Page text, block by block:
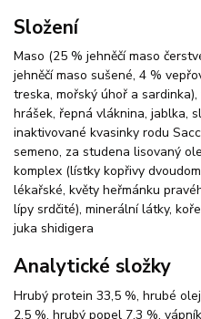
Složení
Maso (25 % jehněčí maso
jehněčí maso sušené, 4 %
treska, mořský úhoř a
hrášek, řepná vláknina, jablka,
inaktivované kvasinky rodu
semeno, za studena lisovaný
komplex (lístky kopřivy
lékařské, květy heřmánku
lípy srdčité), minerální látky,
juka shidigera
Analytické složky
Hrubý protein 33,5 %, hrubé
2,5 %, hrubý popel 7,3 %,